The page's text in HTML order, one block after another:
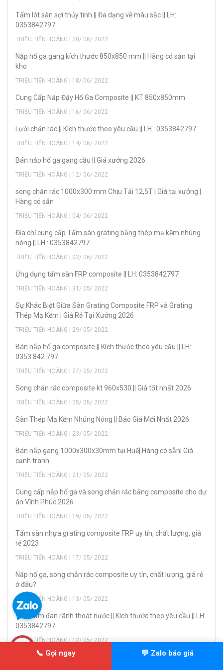
Tấm lót sàn sợi thủy tinh || Đa dạng về màu sắc || LH:
0353842797
TRIỆU TIẾN HOÀNG | 20/ 06/ 2022
Nắp hố ga gang kích thước 850x850 mm || Hàng có sẵn tại
kho
TRIỆU TIẾN HOÀNG | 18/ 06/ 2022
Cung Cấp Nắp Đậy Hố Ga Composite || KT 850x850mm
TRIỆU TIẾN HOÀNG | 16/ 06/ 2022
Lưới chắn rác || Kích thước theo yêu cầu || LH : 0353842797
TRIỆU TIẾN HOÀNG | 14/ 06/ 2022
Bán nắp hố ga gang cầu || Giá xưởng 2026
TRIỆU TIẾN HOÀNG | 12/ 06/ 2022
song chắn rác 1000x300 mm Chịu Tải 12,5T | Giá tại xưởng |
Hàng có sẵn
TRIỆU TIẾN HOÀNG | 04/ 06/ 2022
Địa chỉ cung cấp Tấm sàn grating bằng thép mạ kẽm nhúng
nóng || LH : 0353842797
TRIỆU TIẾN HOÀNG | 02/ 06/ 2022
Ứng dụng tấm sàn FRP composite || LH: 0353842797
TRIỆU TIẾN HOÀNG | 31/ 05/ 2022
Sự Khác Biệt Giữa Sàn Grating Composite FRP và Grating
Thép Mạ Kẽm | Giá Rẻ Tại Xưởng 2026
TRIỆU TIẾN HOÀNG | 29/ 05/ 2022
Bán nắp hố ga composite || Kích thước theo yêu cầu || LH:
0353 842 797
TRIỆU TIẾN HOÀNG | 27/ 05/ 2022
Song chắn rác composite kt 960x530 || Giá tốt nhất 2026
TRIỆU TIẾN HOÀNG | 25/ 05/ 2022
Sàn Thép Mạ Kẽm Nhúng Nóng || Báo Giá Mới Nhất 2026
TRIỆU TIẾN HOÀNG | 23/ 05/ 2022
Bán nắp gang 1000x300x30mm tại Huế| Hàng có sẵn| Giá
cạnh tranh
TRIỆU TIẾN HOÀNG | 21/ 05/ 2022
Cung cấp nắp hố ga và song chắn rác bằng composite cho dự
án Vĩnh Phúc 2026
TRIỆU TIẾN HOÀNG | 19/ 05/ 2022
Tấm sàn nhựa grating composite FRP uy tín, chất lượng, giá
rẻ 2023
TRIỆU TIẾN HOÀNG | 17/ 05/ 2022
Nắp hố ga, song chắn rác composite uy tín, chất lượng, giá rẻ
ở đâu?
TRIỆU TIẾN HOÀNG | 13/ 05/ 2022
Bán Tấm đan rãnh thoát nước || Kích thước theo yêu cầu || LH:
0353842797
TRIỆU TIẾN HOÀNG | 12/ 05/ 2022
Mua Nắp hố ga ngăn mùi, nắp ga thoát nước gang đúc uy tín,
📞 Gọi ngay 💬 Zalo báo giá